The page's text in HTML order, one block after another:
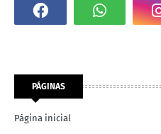
PÁGINAS
Página inicial